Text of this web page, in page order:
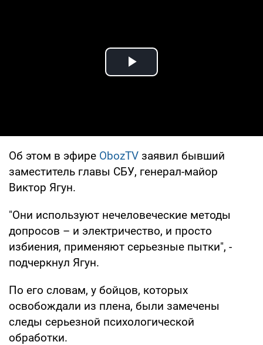
Play Video
Об этом в эфире ObozTV заявил бывший
заместитель главы СБУ, генерал-майор
Виктор Ягун.
"Они используют нечеловеческие методы
допросов – и электричество, и просто
избиения, применяют серьезные пытки", -
подчеркнул Ягун.
По его словам, у бойцов, которых
освобождали из плена, были замечены
следы серьезной психологической
обработки.